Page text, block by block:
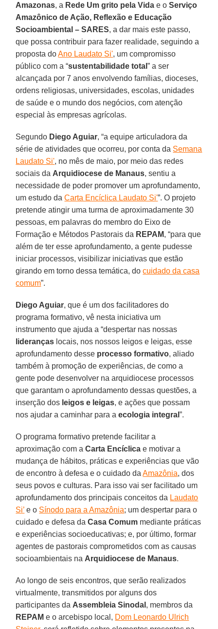
Amazonas, a Rede Um grito pela Vida e oServiço
Amazônico de Ação, Reflexão e Educação
Socioambiental – SARES, a dar mais este passo,
que possa contribuir para fazer realidade, seguindo a
proposta doAno Laudato Si', um compromisso
público com a “sustentabilidade total” a ser
alcançada por 7 anos envolvendo famílias, dioceses,
ordens religiosas, universidades, escolas, unidades
de saúde e o mundo dos negócios, com atenção
especial às empresas agrícolas.
Segundo Diego Aguiar, “a equipe articuladora da
série de atividades que ocorreu, por conta da Semana
Laudato Si', no mês de maio, por meio das redes
sociais da Arquidiocese de Manaus, sentiu a
necessidade de poder promover um aprofundamento,
um estudo daCarta Encíclica Laudato Si'”. O projeto
pretende atingir uma turma de aproximadamente 30
pessoas, em palavras do membro do Eixo de
Formação e Métodos Pastorais da REPAM, “para que
além de ter esse aprofundamento, a gente pudesse
iniciar processos, visibilizar iniciativas que estão
girando em torno dessa temática, docuidado da casa
comum”.
Diego Aguiar, que é um dos facilitadores do
programa formativo, vê nesta iniciativa um
instrumento que ajuda a “despertar nas nossas
lideranças locais, nos nossos leigos e leigas, esse
aprofundamento desse processo formativo, aliado
também à promoção de experiências, de como a
gente pode desenvolver na arquidiocese processos
que garantam o aprofundamento dessas questões, a
inserção dos leigos e leigas, e ações que possam
nos ajudar a caminhar para aecologia integral”.
O programa formativo pretende facilitar a
aproximação com aCarta Encíclica e motivar a
mudança de hábitos, práticas e experiências que vão
de encontro à defesa e o cuidado daAmazônia, dos
seus povos e culturas. Para isso vai ser facilitado um
aprofundamento dos principais conceitos da Laudato
Si’ e o Sínodo para a Amazônia; um despertar para o
cuidado e defesa daCasa Comum mediante práticas
e experiências socioeducativas; e, por último, formar
agentes de pastorais comprometidos com as causas
socioambientais na Arquidiocese de Manaus.
Ao longo de seis encontros, que serão realizados
virtualmente, transmitidos por alguns dos
participantes da Assembleia Sinodal , membros da
REPAM e o arcebispo local, Dom Leonardo Ulrich